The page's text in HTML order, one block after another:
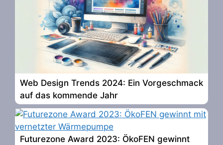
Web Design Trends 2024: Ein Vorgeschmack
auf das kommende Jahr
Futurezone Award 2023: ÖkoFEN gewinnt